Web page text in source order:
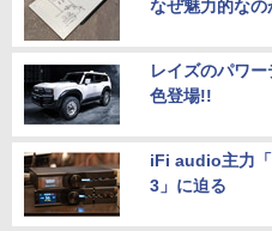
なぜ魅力的なの
レイズのパワ
色登場!!
iFi audio主力
3」に迫る